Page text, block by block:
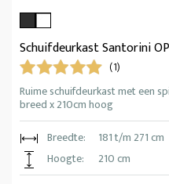
Schuifdeurkast Santorini
(1)
Ruime schuifdeurkast met een
breed x 210cm hoog
Breedte:
181 t/m 271 cm
Hoogte:
210 cm